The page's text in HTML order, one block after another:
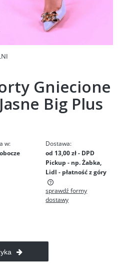
Gniecione
Big Plus
w:
Dostawa:
od 13,00 zł- DPD
Pickup - np. Żabka,
Lidl - płatność z góry
kosztów płatności
sprawdź formy
dostawy